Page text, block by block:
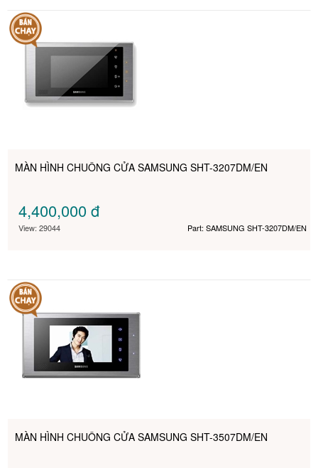
MÀN HÌNH CHUÔNG CỬA SAMSUNG SHT-3207DM/EN
4,400,000đ
View: 29044 Part: SAMSUNG SHT-3207DM/EN
MÀN HÌNH CHUÔNG CỬA SAMSUNG SHT-3507DM/EN